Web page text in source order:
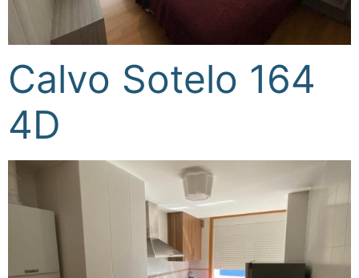
Calvo Sotelo 164
4D